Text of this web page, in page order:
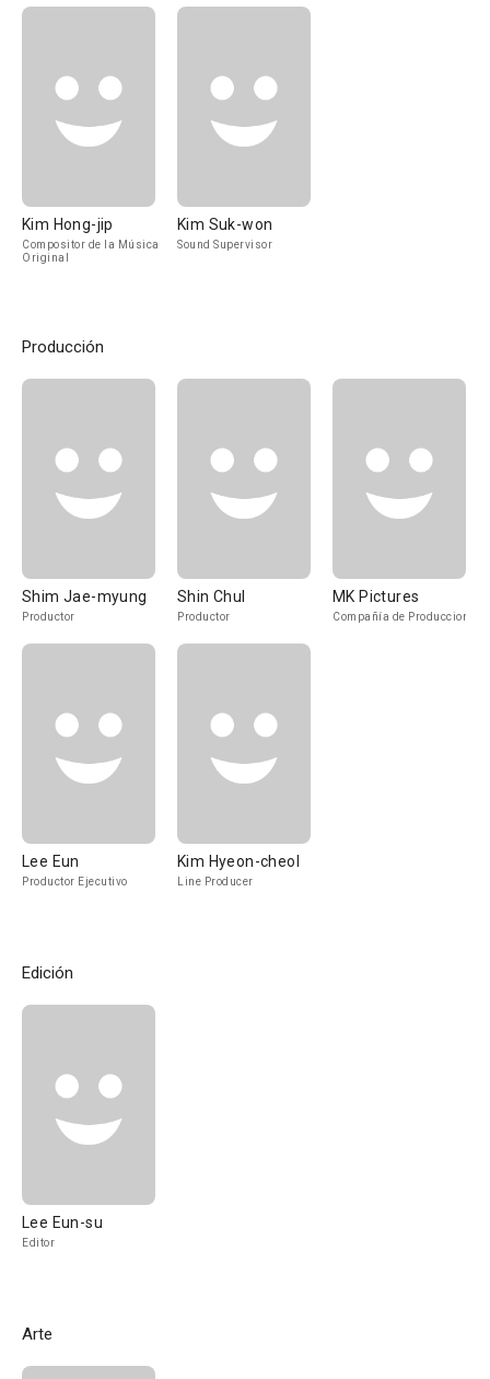
Kim Hong-jip
Compositor de la Música
Original
Kim Suk-won
Sound Supervisor
Producción
Shim Jae-myung
Productor
Shin Chul
Productor
MK Pictures
Compañía de Produccion
Lee Eun
Productor Ejecutivo
Kim Hyeon-cheol
Line Producer
Edición
Lee Eun-su
Editor
Arte